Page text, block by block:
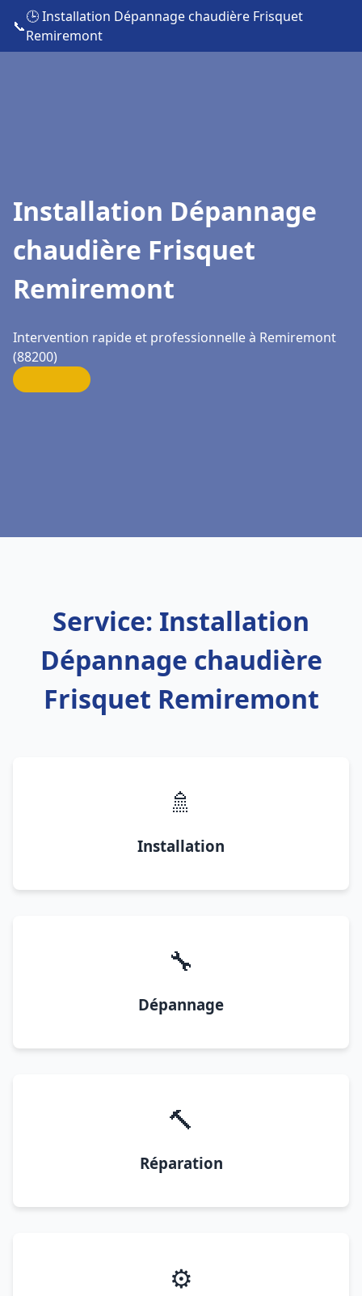
📞
🕒 Installation Dépannage chaudière Frisquet
Remiremont
Installation Dépannage
chaudière Frisquet
Remiremont
Intervention rapide et professionnelle à Remiremont
(88200)
Service: Installation
Dépannage chaudière
Frisquet Remiremont
🚿
Installation
🔧
Dépannage
🔨
Réparation
⚙️